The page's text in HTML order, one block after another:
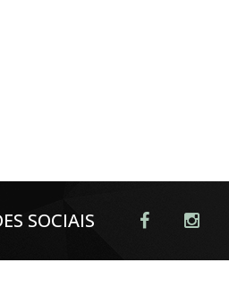
SOCIAIS